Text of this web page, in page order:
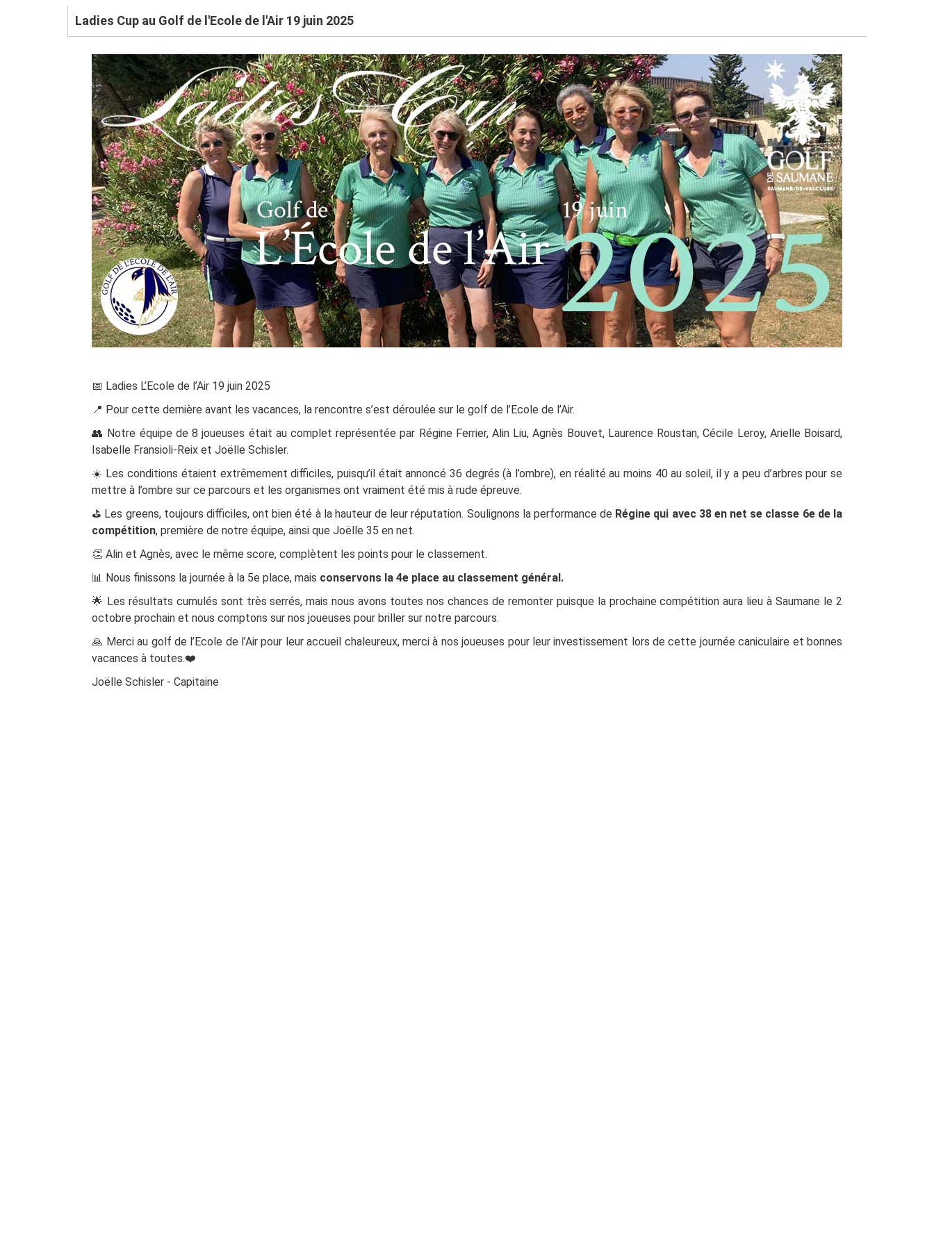
Ladies Cup au Golf de l'Ecole de l'Air 19 juin 2025
📅 Ladies L’Ecole de l’Air 19 juin 2025
📍 Pour cette dernière avant les vacances, la rencontre s’est déroulée sur le golf de l’Ecole de l’Air.
👥 Notre équipe de 8 joueuses était au complet représentée par Régine Ferrier, Alin Liu, Agnès Bouvet, Laurence Roustan, Cécile Leroy, Arielle Boisard,
Isabelle Fransioli-Reix et Joëlle Schisler.
☀️ Les conditions étaient extrêmement difficiles, puisqu’il était annoncé 36 degrés (à l’ombre), en réalité au moins 40 au soleil, il y a peu d’arbres pour se
mettre à l’ombre sur ce parcours et les organismes ont vraiment été mis à rude épreuve.
⛳ Les greens, toujours difficiles, ont bien été à la hauteur de leur réputation. Soulignons la performance de Régine qui avec 38 en net se classe 6e de la
compétition, première de notre équipe, ainsi que Joëlle 35 en net.
👏 Alin et Agnès, avec le même score, complètent les points pour le classement.
📊 Nous finissons la journée à la 5e place, mais conservons la 4e place au classement général.
🌟 Les résultats cumulés sont très serrés, mais nous avons toutes nos chances de remonter puisque la prochaine compétition aura lieu à Saumane le 2
octobre prochain et nous comptons sur nos joueuses pour briller sur notre parcours.
🙏 Merci au golf de l’Ecole de l’Air pour leur accueil chaleureux, merci à nos joueuses pour leur investissement lors de cette journée caniculaire et bonnes
vacances à toutes.❤️
Joëlle Schisler - Capitaine